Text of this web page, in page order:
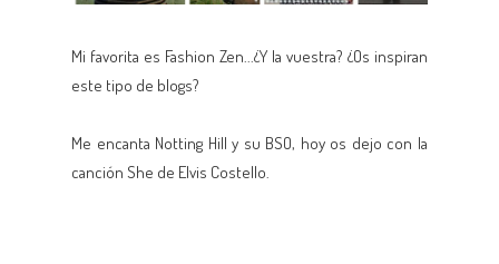
Mi favorita es Fashion Zen...¿Y la vuestra? ¿Os inspiran
este tipo de blogs?
Me encanta Notting Hill y su BSO, hoy os dejo con la
canción She de Elvis Costello.